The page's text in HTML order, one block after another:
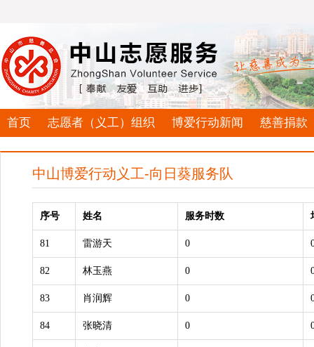
首页 志愿者（义工）组织 博爱行动新闻 慈善捐款
中山博爱行动义工-向日葵服务队
序号 姓名 服务时数
81 雷游天 0
82 林玉燕 0
83 肖润辉 0
84 张晓清 0